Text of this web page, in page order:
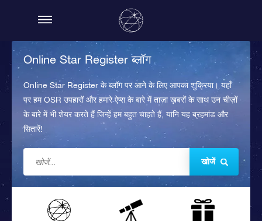
Online Star Register ब्लॉग
Online Star Register के ब्लॉग पर आने के लिए आपका शुक्रिया। यहाँ
पर हम OSR उपहारों और हमारे ऐप्स के बारे में ताज़ा ख़बरों के साथ उन चीज़ों
के बारे में भी शेयर करते हैं जिन्हें हम बहुत चाहते हैं, यानि यह ब्रहमांड और
सितारें!
खोजें